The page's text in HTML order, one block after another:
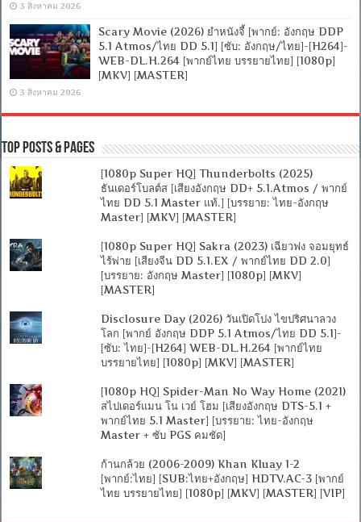
3 สิงหาคม 2026
Scary Movie (2026) ยำหนังจี้ [พากย์: อังกฤษ DDP
5.1 Atmos/ไทย DD 5.1] [ซับ: อังกฤษ/ไทย]-[H264]-
WEB-DL.H.264 [พากย์ไทย บรรยายไทย] [1080p]
[MKV] [MASTER]
3 สิงหาคม 2026
Top Posts & Pages
[1080p Super HQ] Thunderbolts (2025)
ธันเดอร์โบลต์ส [เสียงอังกฤษ DD+ 5.1.Atmos / พากย์
ไทย DD 5.1 Master แท้.] [บรรยาย: ไทย-อังกฤษ
Master] [MKV] [MASTER]
[1080p Super HQ] Sakra (2023) เฉียวฟง จอมยุทธ์
ไร้พ่าย [เสียงจีน DD 5.1.EX / พากย์ไทย DD 2.0]
[บรรยาย: อังกฤษ Master] [1080p] [MKV]
[MASTER]
Disclosure Day (2026) วันเปิดโปง ไขปริศนาลวง
โลก [พากย์ อังกฤษ DDP 5.1 Atmos/ไทย DD 5.1]-
[ซับ: ไทย]-[H264] WEB-DL.H.264 [พากย์ไทย
บรรยายไทย] [1080p] [MKV] [MASTER]
[1080p HQ] Spider-Man No Way Home (2021)
สไปเดอร์แมน โน เวย์ โฮม [เสียงอังกฤษ DTS-5.1 +
พากย์ไทย 5.1 Master] [บรรยาย: ไทย-อังกฤษ
Master + ซับ PGS คมชัด]
ก้านกล้วย (2006-2009) Khan Kluay 1-2
[พากย์:ไทย] [SUB:ไทย+อังกฤษ] HDTV.AC-3 [พากย์
ไทย บรรยายไทย] [1080p] [MKV] [MASTER] [VIP]